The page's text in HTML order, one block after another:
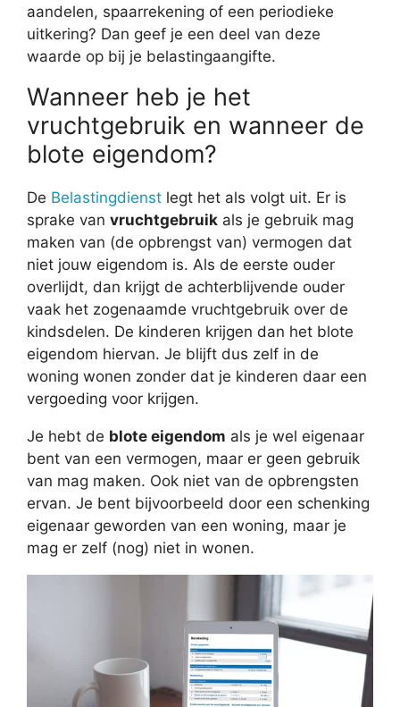
aandelen, spaarrekening of een periodieke
uitkering? Dan geef je een deel van deze
waarde op bij je belastingaangifte.
Wanneer heb je het
vruchtgebruik en wanneer de
blote eigendom?
De Belastingdienst legt het als volgt uit. Er is
sprake van vruchtgebruik als je gebruik mag
maken van (de opbrengst van) vermogen dat
niet jouw eigendom is. Als de eerste ouder
overlijdt, dan krijgt de achterblijvende ouder
vaak het zogenaamde vruchtgebruik over de
kindsdelen. De kinderen krijgen dan het blote
eigendom hiervan. Je blijft dus zelf in de
woning wonen zonder dat je kinderen daar een
vergoeding voor krijgen.
Je hebt de blote eigendom als je wel eigenaar
bent van een vermogen, maar er geen gebruik
van mag maken. Ook niet van de opbrengsten
ervan. Je bent bijvoorbeeld door een schenking
eigenaar geworden van een woning, maar je
mag er zelf (nog) niet in wonen.